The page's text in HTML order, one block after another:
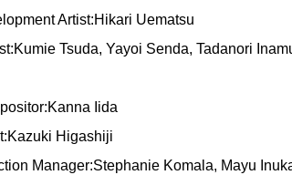
Artist:Hikari Uematsu
Tsuda, Yayoi Senda, Tadanori
Iida
Higashiji
Manager:Stephanie Komala, Mayu